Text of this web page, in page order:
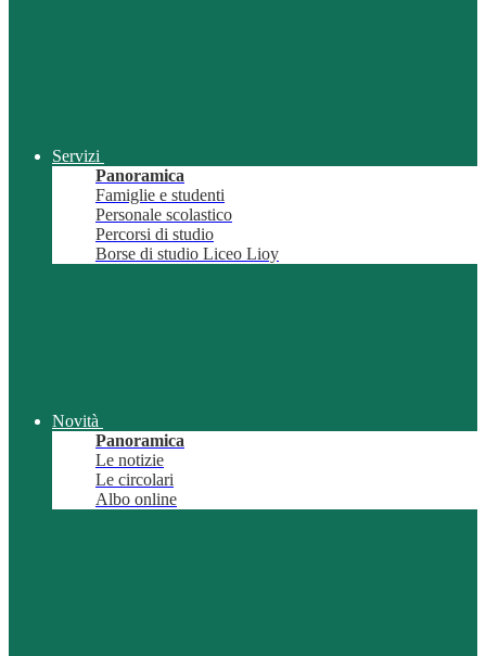
Servizi
Panoramica
Famiglie e studenti
Personale scolastico
Percorsi di studio
Borse di studio Liceo Lioy
Novità
Panoramica
Le notizie
Le circolari
Albo online